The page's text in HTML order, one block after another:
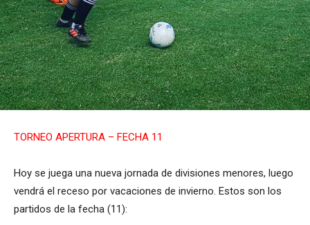
TORNEO APERTURA – FECHA 11
Hoy se juega una nueva jornada de divisiones menores, luego
vendrá el receso por vacaciones de invierno. Estos son los
partidos de la fecha (11):